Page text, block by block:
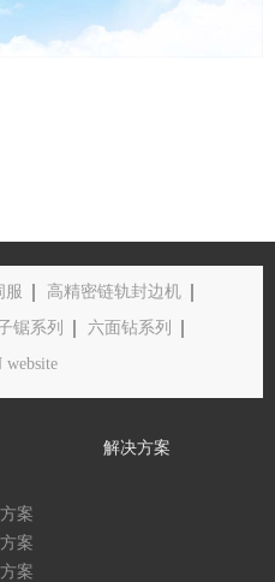
服
高精密链轨封边机
锯系列
六面钻系列
website
案
案
案
解决方案